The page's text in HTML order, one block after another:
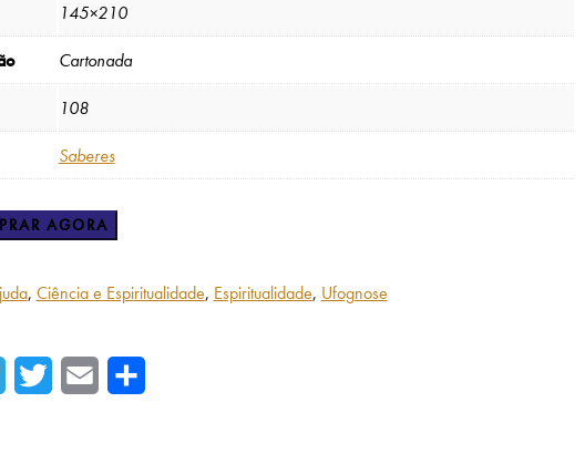
145×210
Cartonada
108
Saberes
AGORA
, Ciência e Espiritualidade, Espiritualidade, Ufognose
TelegramTwitter Email